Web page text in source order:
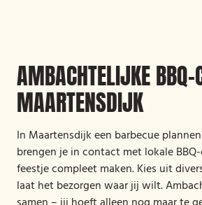
AMBACHTELIJKE BBQ-
MAARTENSDIJK
In Maartensdijk een barbecue
brengen je in contact met lokale
feestje compleet maken. Kies uit
laat het bezorgen waar jij wilt.